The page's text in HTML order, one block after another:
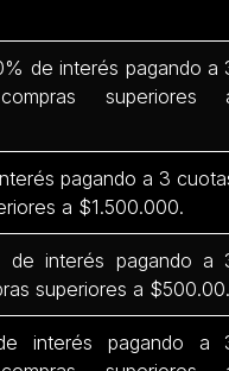
de interés pagando a
superiores
pagando a 3
a $1.500.000.
de interés pagando a
superiores a
interés pagando a